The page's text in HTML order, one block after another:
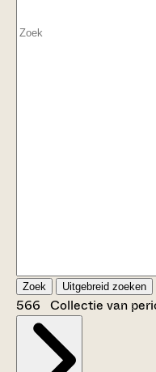
Zoek Uitgebreid zoeken
566 Collectie van